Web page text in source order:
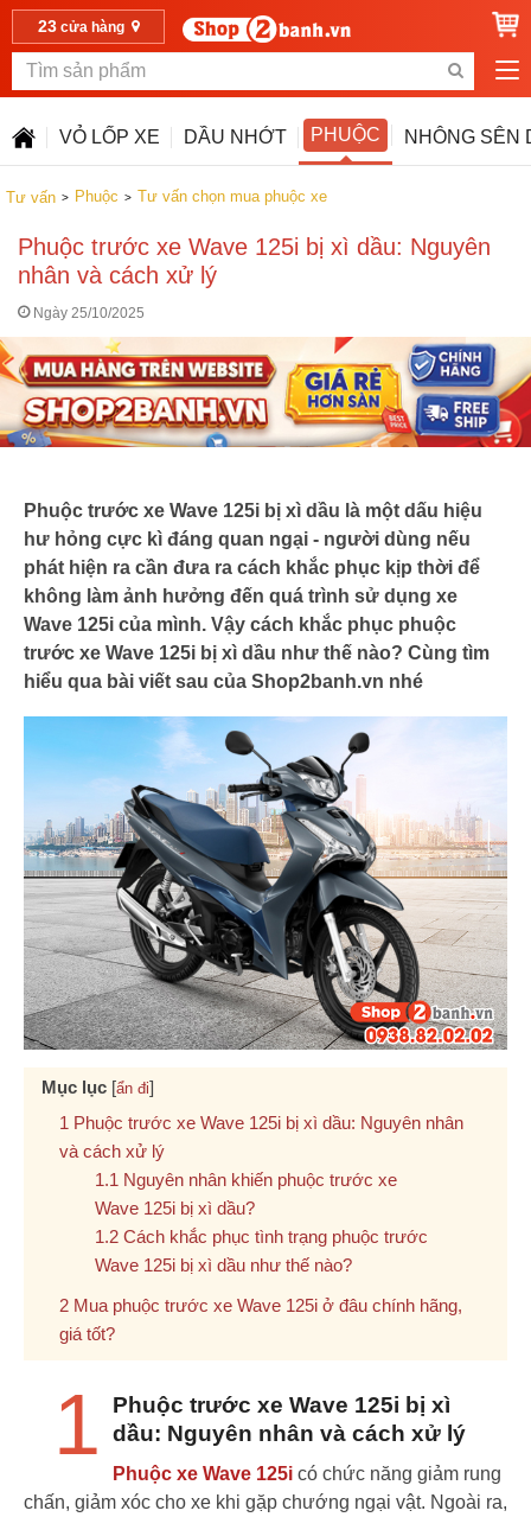
23cửa hàng
VỎ LỐP XE DẦU NHỚT PHUỘC NHÔNG SÊN
Tư vấn Phuộc Tư vấn chọn mua phuộc xe
Phuộc trước xe Wave 125i bị xì dầu: Nguyên
nhân và cách xử lý
Ngày 25/10/2025
Phuộc trước xe Wave 125i bị xì dầu là một dấu hiệu
hư hỏng cực kì đáng quan ngại - người dùng nếu
phát hiện ra cần đưa ra cách khắc phục kịp thời để
không làm ảnh hưởng đến quá trình sử dụng xe
Wave 125i của mình. Vậy cách khắc phục phuộc
trước xe Wave 125i bị xì dầu như thế nào? Cùng tìm
hiểu qua bài viết sau của Shop2banh.vn nhé
Mục lục [ẩn đi]
Phuộc trước xe Wave 125i bị xì dầu: Nguyên nhân
và cách xử lý
Nguyên nhân khiến phuộc trước xe
Wave 125i bị xì dầu?
Cách khắc phục tình trạng phuộc trước
Wave 125i bị xì dầu như thế nào?
Mua phuộc trước xe Wave 125i ở đâu chính hãng,
giá tốt?
1
Phuộc trước xe Wave 125i bị xì
dầu: Nguyên nhân và cách xử lý
Phuộc xe Wave 125i có chức năng giảm rung
chấn, giảm xóc cho xe khi gặp chướng ngại vật. Ngoài ra,